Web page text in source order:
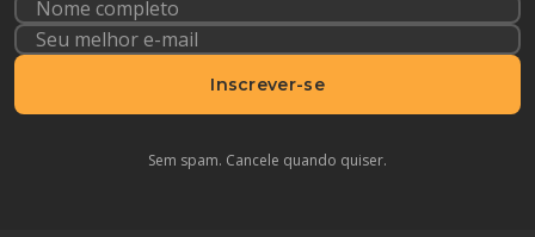
Inscrever-se
Sem spam. Cancele quando quiser.